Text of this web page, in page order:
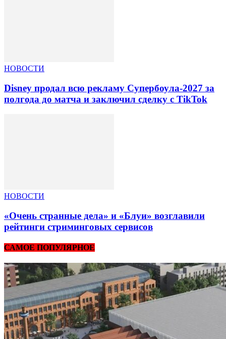
НОВОСТИ
Disney продал всю рекламу Супербоула-2027 за
полгода до матча и заключил сделку с TikTok
НОВОСТИ
«Очень странные дела» и «Блуи» возглавили
рейтинги стриминговых сервисов
САМОЕ ПОПУЛЯРНОЕ